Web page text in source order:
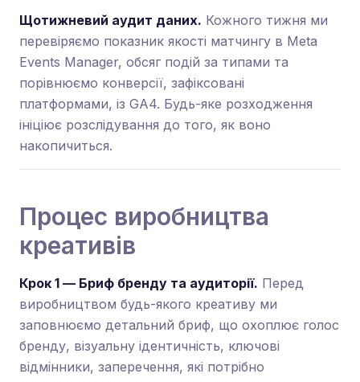
Щотижневий аудит даних. Кожного тижня ми
перевіряємо показник якості матчингу в Meta
Events Manager, обсяг подій за типами та
порівнюємо конверсії, зафіксовані
платформами, із GA4. Будь-яке розходження
ініціює розслідування до того, як воно
накопичиться.
Процес виробництва
креативів
Крок 1 — Бриф бренду та аудиторії. Перед
виробництвом будь-якого креативу ми
заповнюємо детальний бриф, що охоплює голос
бренду, візуальну ідентичність, ключові
відмінники, заперечення, які потрібно